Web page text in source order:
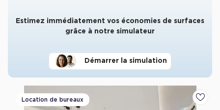
Estimez immédiatement vos économies de surfaces
grâce à notre simulateur
Démarrer la simulation
Location de bureaux